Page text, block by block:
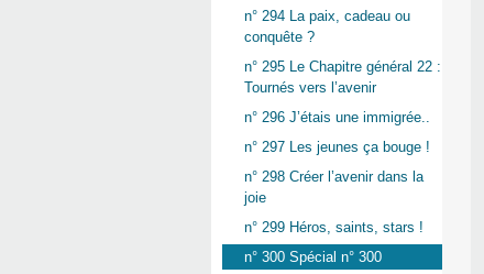
n° 294 La paix, cadeau ou
conquête ?
n° 295 Le Chapitre général 22 :
Tournés vers l’avenir
n° 296 J’étais une immigrée..
n° 297 Les jeunes ça bouge !
n° 298 Créer l’avenir dans la
joie
n° 299 Héros, saints, stars !
n° 300 Spécial n° 300